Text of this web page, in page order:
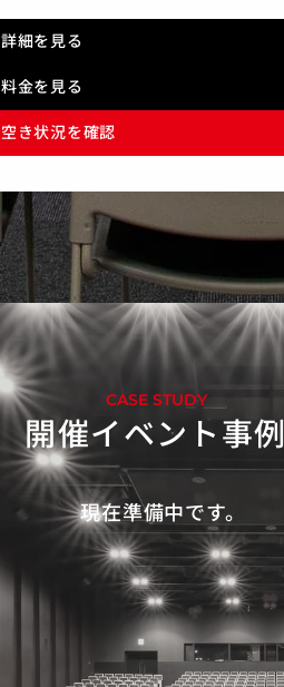
詳細を見る
料金を見る
空き状況を確認
CASE STUDY
開催イベント事例
現在準備中です。